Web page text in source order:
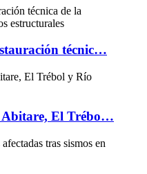
técnic…
Abitare, El Trébo…